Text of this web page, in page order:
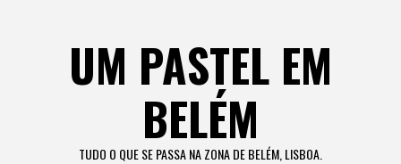
UM PASTEL EM
BELÉM
TUDO O QUE SE PASSA NA ZONA DE BELÉM, LISBOA.